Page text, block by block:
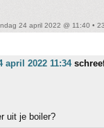
24 april 2022 @ 11:40 • 23
april 2022 11:34
uit je boiler?